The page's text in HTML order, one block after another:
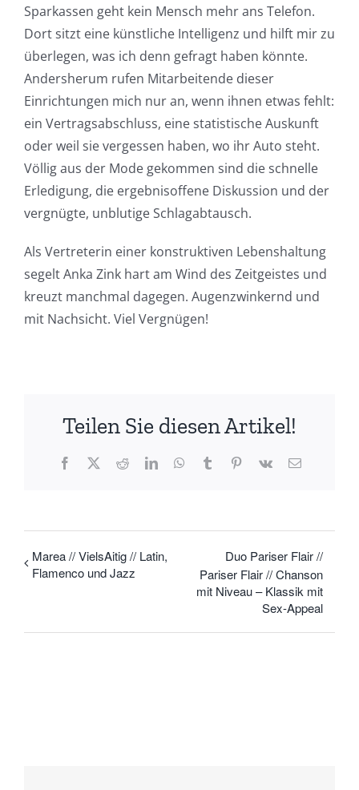
Sparkassen geht kein Mensch mehr ans Telefon.
Dort sitzt eine künstliche Intelligenz und hilft mir zu
überlegen, was ich denn gefragt haben könnte.
Andersherum rufen Mitarbeitende dieser
Einrichtungen mich nur an, wenn ihnen etwas fehlt:
ein Vertragsabschluss, eine statistische Auskunft
oder weil sie vergessen haben, wo ihr Auto steht.
Völlig aus der Mode gekommen sind die schnelle
Erledigung, die ergebnisoffene Diskussion und der
vergnügte, unblutige Schlagabtausch.
Als Vertreterin einer konstruktiven Lebenshaltung
segelt Anka Zink hart am Wind des Zeitgeistes und
kreuzt manchmal dagegen. Augenzwinkernd und
mit Nachsicht. Viel Vergnügen!
Teilen Sie diesen Artikel!
Facebook
X RedditLinkedInWhatsApp
TumblrPinterest
Vk
E-
Marea // VielsAitig // Latin,
Flamenco und Jazz
Duo Pariser Flair //
Pariser Flair // Chanson
mit Niveau – Klassik mit
Sex-Appeal